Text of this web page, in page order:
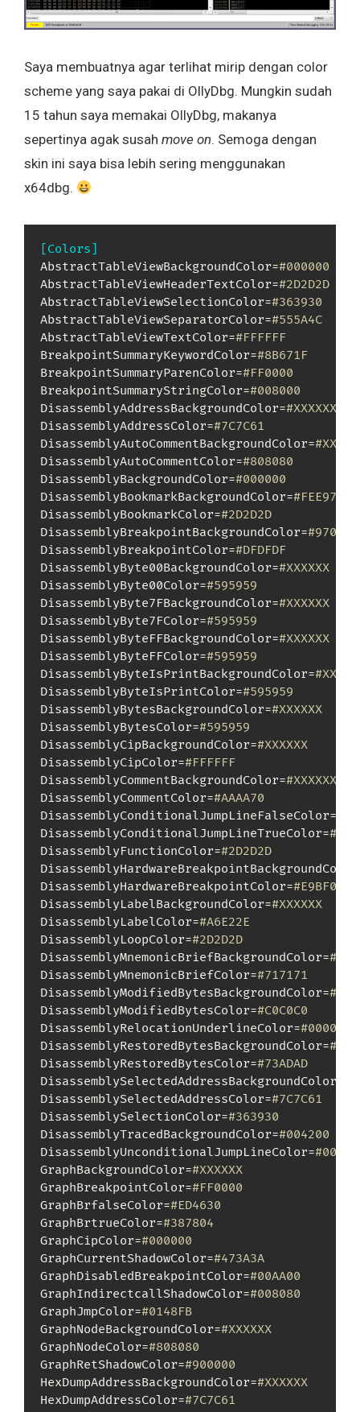
Saya membuatnya agar terlihat mirip dengan color
scheme yang saya pakai di OllyDbg. Mungkin sudah
15 tahun saya memakai OllyDbg, makanya
sepertinya agak susah move on. Semoga dengan
skin ini saya bisa lebih sering menggunakan
x64dbg.
[Colors]
AbstractTableViewBackgroundColor=#000000
AbstractTableViewHeaderTextColor=#2D2D2D
AbstractTableViewSelectionColor=#363930
AbstractTableViewSeparatorColor=#555A4C
AbstractTableViewTextColor=#FFFFFF
BreakpointSummaryKeywordColor=#8B671F
BreakpointSummaryParenColor=#FF0000
BreakpointSummaryStringColor=#008000
DisassemblyAddressBackgroundColor=#XXXXXX
DisassemblyAddressColor=#7C7C61
DisassemblyAutoCommentBackgroundColor=
DisassemblyAutoCommentColor=#808080
DisassemblyBackgroundColor=#000000
DisassemblyBookmarkBackgroundColor=#FEE970
DisassemblyBookmarkColor=#2D2D2D
DisassemblyBreakpointBackgroundColor=#97050C
DisassemblyBreakpointColor=#DFDFDF
DisassemblyByte00BackgroundColor=#XXXXXX
DisassemblyByte00Color=#595959
DisassemblyByte7FBackgroundColor=#XXXXXX
DisassemblyByte7FColor=#595959
DisassemblyByteFFBackgroundColor=#XXXXXX
DisassemblyByteFFColor=#595959
DisassemblyByteIsPrintBackgroundColor=
DisassemblyByteIsPrintColor=#595959
DisassemblyBytesBackgroundColor=#XXXXXX
DisassemblyBytesColor=#595959
DisassemblyCipBackgroundColor=#XXXXXX
DisassemblyCipColor=#FFFFFF
DisassemblyCommentBackgroundColor=#XXXXXX
DisassemblyCommentColor=#AAAA70
DisassemblyConditionalJumpLineFalseColor=
DisassemblyConditionalJumpLineTrueColor=
DisassemblyFunctionColor=#2D2D2D
DisassemblyHardwareBreakpointColor=#E9BF00
DisassemblyLabelBackgroundColor=#XXXXXX
DisassemblyLabelColor=#A6E22E
DisassemblyLoopColor=#2D2D2D
DisassemblyMnemonicBriefBackgroundColor=
DisassemblyMnemonicBriefColor=#717171
DisassemblyModifiedBytesBackgroundColor=
DisassemblyModifiedBytesColor=#C0C0C0
DisassemblyRelocationUnderlineColor=#000000
DisassemblyRestoredBytesBackgroundColor=
DisassemblyRestoredBytesColor=#73ADAD
DisassemblySelectedAddressBackgroundColor=
DisassemblySelectedAddressColor=#7C7C61
DisassemblySelectionColor=#363930
DisassemblyTracedBackgroundColor=#004200
DisassemblyUnconditionalJumpLineColor=
GraphBackgroundColor=#XXXXXX
GraphBreakpointColor=#FF0000
GraphBrfalseColor=#ED4630
GraphBrtrueColor=#387804
GraphCipColor=#000000
GraphCurrentShadowColor=#473A3A
GraphDisabledBreakpointColor=#00AA00
GraphIndirectcallShadowColor=#008080
GraphJmpColor=#0148FB
GraphNodeBackgroundColor=#XXXXXX
GraphNodeColor=#808080
GraphRetShadowColor=#900000
HexDumpAddressBackgroundColor=#XXXXXX
HexDumpAddressColor=#7C7C61